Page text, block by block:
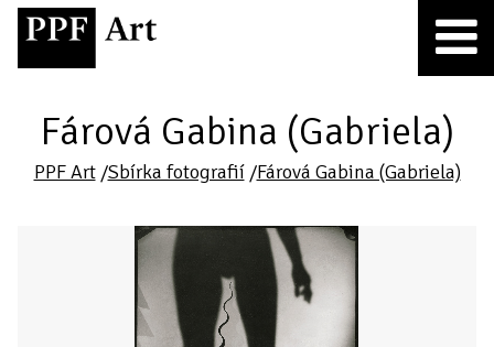
Fárová Gabina (Gabriela)
PPF Art/Sbírka fotografií/Fárová Gabina (Gabriela)